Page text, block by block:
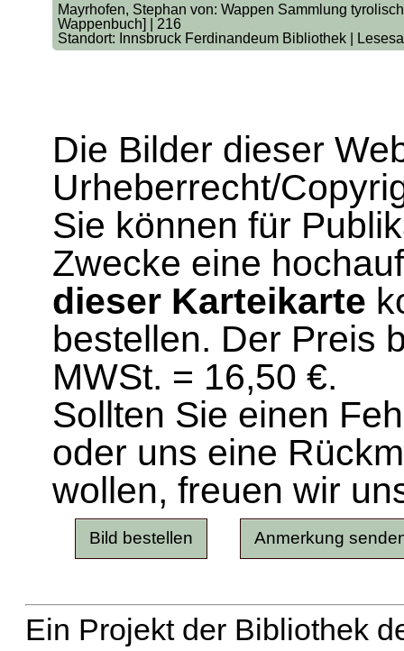
Mayrhofen, Stephan von: Wappen Sammlung
Wappenbuch] | 216
Standort: Innsbruck Ferdinandeum Bibliothek |
Die Bilder dieser
Urheberrecht/
Sie können für
Zwecke eine
dieser Karteikarte
bestellen. Der Preis
MWSt. = 16,50 €.
Sollten Sie einen
oder uns eine
wollen, freuen wir
Ein Projekt der Bibliothek